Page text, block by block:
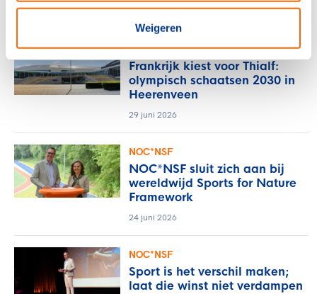
Weigeren
6 juli 2026
NOC*NSF
Frankrijk kiest voor Thialf:
olympisch schaatsen 2030 in
Heerenveen
29 juni 2026
NOC*NSF
NOC*NSF sluit zich aan bij
wereldwijd Sports for Nature
Framework
24 juni 2026
NOC*NSF
Sport is het verschil maken;
laat die winst niet verdampen